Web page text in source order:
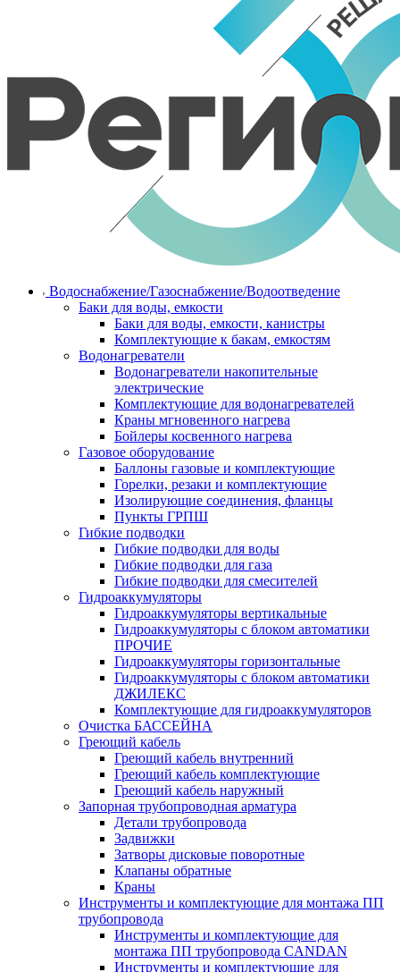
Водоснабжение/Газоснабжение/Водоотведение
Баки для воды, емкости
Баки для воды, емкости, канистры
Комплектующие к бакам, емкостям
Водонагреватели
Водонагреватели накопительные
электрические
Комплектующие для водонагревателей
Краны мгновенного нагрева
Бойлеры косвенного нагрева
Газовое оборудование
Баллоны газовые и комплектующие
Горелки, резаки и комплектующие
Изолирующие соединения, фланцы
Пункты ГРПШ
Гибкие подводки
Гибкие подводки для воды
Гибкие подводки для газа
Гибкие подводки для смесителей
Гидроаккумуляторы
Гидроаккумуляторы вертикальные
Гидроаккумуляторы с блоком автоматики
ПРОЧИЕ
Гидроаккумуляторы горизонтальные
Гидроаккумуляторы с блоком автоматики
ДЖИЛЕКС
Комплектующие для гидроаккумуляторов
Очистка БАССЕЙНА
Греющий кабель
Греющий кабель внутренний
Греющий кабель комплектующие
Греющий кабель наружный
Запорная трубопроводная арматура
Детали трубопровода
Задвижки
Затворы дисковые поворотные
Клапаны обратные
Краны
Инструменты и комплектующие для монтажа ПП
трубопровода
Инструменты и комплектующие для
монтажа ПП трубопровода CANDAN
Инструменты и комплектующие для